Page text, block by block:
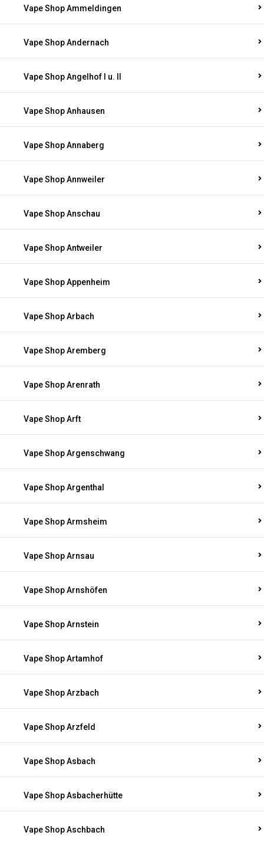
Vape Shop Ammeldingen
Vape Shop Andernach
Vape Shop Angelhof I u. II
Vape Shop Anhausen
Vape Shop Annaberg
Vape Shop Annweiler
Vape Shop Anschau
Vape Shop Antweiler
Vape Shop Appenheim
Vape Shop Arbach
Vape Shop Aremberg
Vape Shop Arenrath
Vape Shop Arft
Vape Shop Argenschwang
Vape Shop Argenthal
Vape Shop Armsheim
Vape Shop Arnsau
Vape Shop Arnshöfen
Vape Shop Arnstein
Vape Shop Artamhof
Vape Shop Arzbach
Vape Shop Arzfeld
Vape Shop Asbach
Vape Shop Asbacherhütte
Vape Shop Aschbach